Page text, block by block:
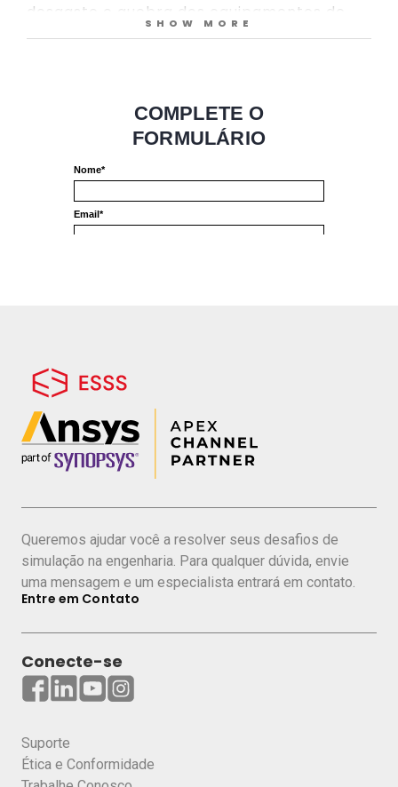
desgaste e quebra dos equipamentos de
transporte, bem como minimizar as perdas
Para atingir esse objetivo, as empresas de
mineração estão recorrendo a ferramentas
os equipamentos de transporte, reduzir as
falhas, melhorar a durabilidade e aumentar
a produtividade desses equipamentos.
Acoplamento Rocky DEM com as soluções
Ansys;
Simulação de Desgaste;
Simulação em GPUs.
COMPARTILHAR ESTE WEBINAR
SHOW MORE
Queremos ajudar você a resolver seus desafios de
simulação na engenharia. Para qualquer dúvida, envie
uma mensagem e um especialista entrará em contato.
Entre em Contato
Conecte-se
Suporte
Ética e Conformidade